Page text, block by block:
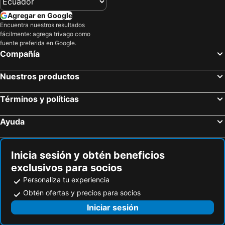
Ceiba de Timaná
Agregar en Google
Encuentra nuestros resultados
fácilmente: agrega trivago como
fuente preferida en Google.
Compañía
Nuestros productos
Términos y políticas
Ayuda
Inicia sesión y obtén beneficios
exclusivos para socios
Personaliza tu experiencia
Obtén ofertas y precios para socios
Iniciar sesión